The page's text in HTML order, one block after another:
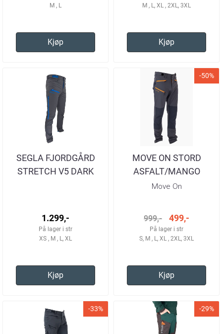
M , L
Kjøp
M , L, XL , 2XL, 3XL
Kjøp
SEGLA FJORDGÅRD
STRETCH V5 DARK
1.299,-
På lager i str
XS , M , L, XL
Kjøp
-50%
MOVE ON STORD
ASFALT/MANGO
TURBUKSE HERRE
Move On
999,- 499,-
På lager i str
S, M , L, XL , 2XL, 3XL
Kjøp
-33% -29%